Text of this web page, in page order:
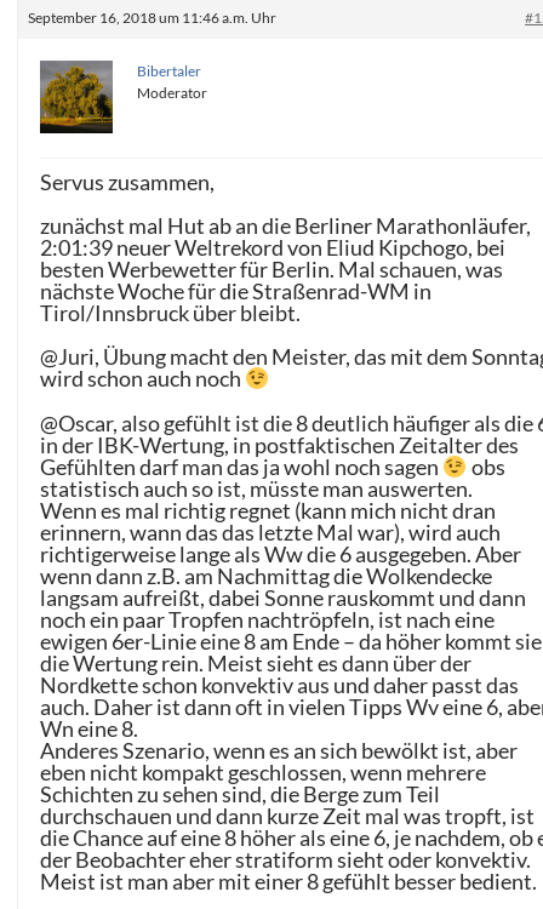
September 16, 2018 um 11:46 a.m. Uhr
Bibertaler
Moderator
Servus zusammen,
zunächst mal Hut ab an die Berliner Marathonläufer,
2:01:39 neuer Weltrekord von Eliud Kipchogo, bei
besten Werbewetter für Berlin. Mal schauen, was
nächste Woche für die Straßenrad-WM in
Tirol/Innsbruck über bleibt.
@Juri, Übung macht den Meister, das mit dem
wird schon auch noch
@Oscar, also gefühlt ist die 8 deutlich häufiger als die
in der IBK-Wertung, in postfaktischen Zeitalter des
Gefühlten darf man das ja wohl noch sagen
obs
statistisch auch so ist, müsste man auswerten.
Wenn es mal richtig regnet (kann mich nicht dran
erinnern, wann das das letzte Mal war), wird auch
richtigerweise lange als Ww die 6 ausgegeben. Aber
wenn dann z.B. am Nachmittag die Wolkendecke
langsam aufreißt, dabei Sonne rauskommt und dann
noch ein paar Tropfen nachtröpfeln, ist nach eine
ewigen 6er-Linie eine 8 am Ende – da höher kommt
die Wertung rein. Meist sieht es dann über der
Nordkette schon konvektiv aus und daher passt das
auch. Daher ist dann oft in vielen Tipps Wv eine 6,
Wn eine 8.
Anderes Szenario, wenn es an sich bewölkt ist, aber
eben nicht kompakt geschlossen, wenn mehrere
Schichten zu sehen sind, die Berge zum Teil
durchschauen und dann kurze Zeit mal was tropft, ist
die Chance auf eine 8 höher als eine 6, je nachdem, ob
der Beobachter eher stratiform sieht oder konvektiv.
Meist ist man aber mit einer 8 gefühlt besser bedient.